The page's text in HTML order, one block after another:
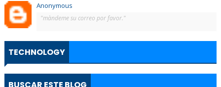
Anonymous
"màndeme su correo por favor."
TECHNOLOGY